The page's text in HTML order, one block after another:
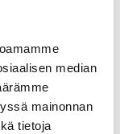
median
mainonnan
tietoja